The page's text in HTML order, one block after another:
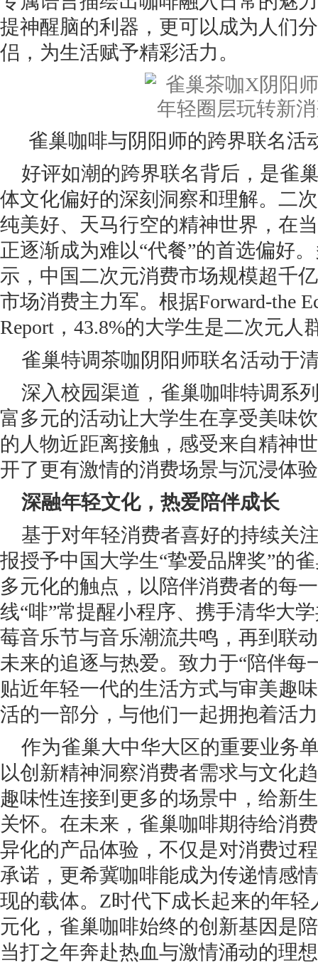
提神醒脑的利器，更可以成为人们
侣，为生活赋予精彩活力。
雀巢咖啡与阴阳师的跨界联名活
好评如潮的跨界联名背后，是雀
体文化偏好的深刻洞察和理解。二
纯美好、天马行空的精神世界，在
正逐渐成为难以“代餐”的首选偏好
示，中国二次元消费市场规模超千
市场消费主力军。根据Forward-the
Report，43.8%的大学生是二次元人
雀巢特调茶咖阴阳师联名活动于
深入校园渠道，雀巢咖啡特调系
富多元的活动让大学生在享受美味
的人物近距离接触，感受来自精神
开了更有激情的消费场景与沉浸体
深融年轻文化， 热爱陪伴成长
基于对年轻消费者喜好的持续关
报授予中国大学生“挚爱品牌奖”的
多元化的触点，以陪伴消费者的每
线“啡”常提醒小程序、携手清华大
莓音乐节与音乐潮流共鸣，再到联
未来的追逐与热爱。致力于“陪伴每
贴近年轻一代的生活方式与审美趣
活的一部分，与他们一起拥抱着活
作为雀巢大中华大区的重要业务
以创新精神洞察消费者需求与文化
趣味性连接到更多的场景中，给新
关怀。在未来，雀巢咖啡期待给消
异化的产品体验，不仅是对消费过
承诺，更希冀咖啡能成为传递情感
现的载体。Z时代下成长起来的年
元化，雀巢咖啡始终的创新基因是
当打之年奔赴热血与激情涌动的理